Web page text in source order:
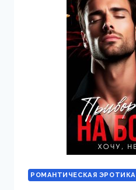
РОМАНТИЧЕСКАЯ ЭРОТИКА